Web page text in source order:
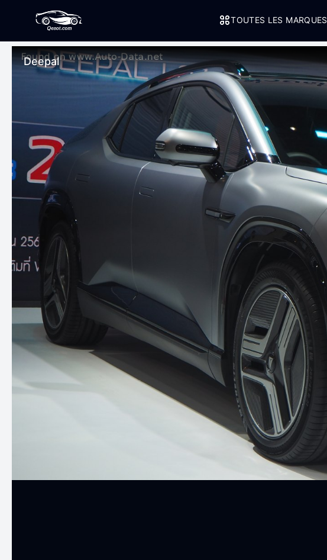
TOUTES LES MARQUES
Deepal